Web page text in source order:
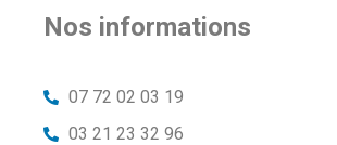
Nos informations
07 72 02 03 19
03 21 23 32 96